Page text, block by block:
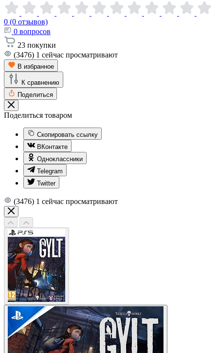
0 (0 отзывов)
0 вопросов
23 покупки
(3476) 1 сейчас просматривают
В избранное
К сравнению
Поделиться
Поделиться товаром
Скопировать ссылку
ВКонтакте
Одноклассники
Telegram
Twitter
(3476) 1 сейчас просматривают